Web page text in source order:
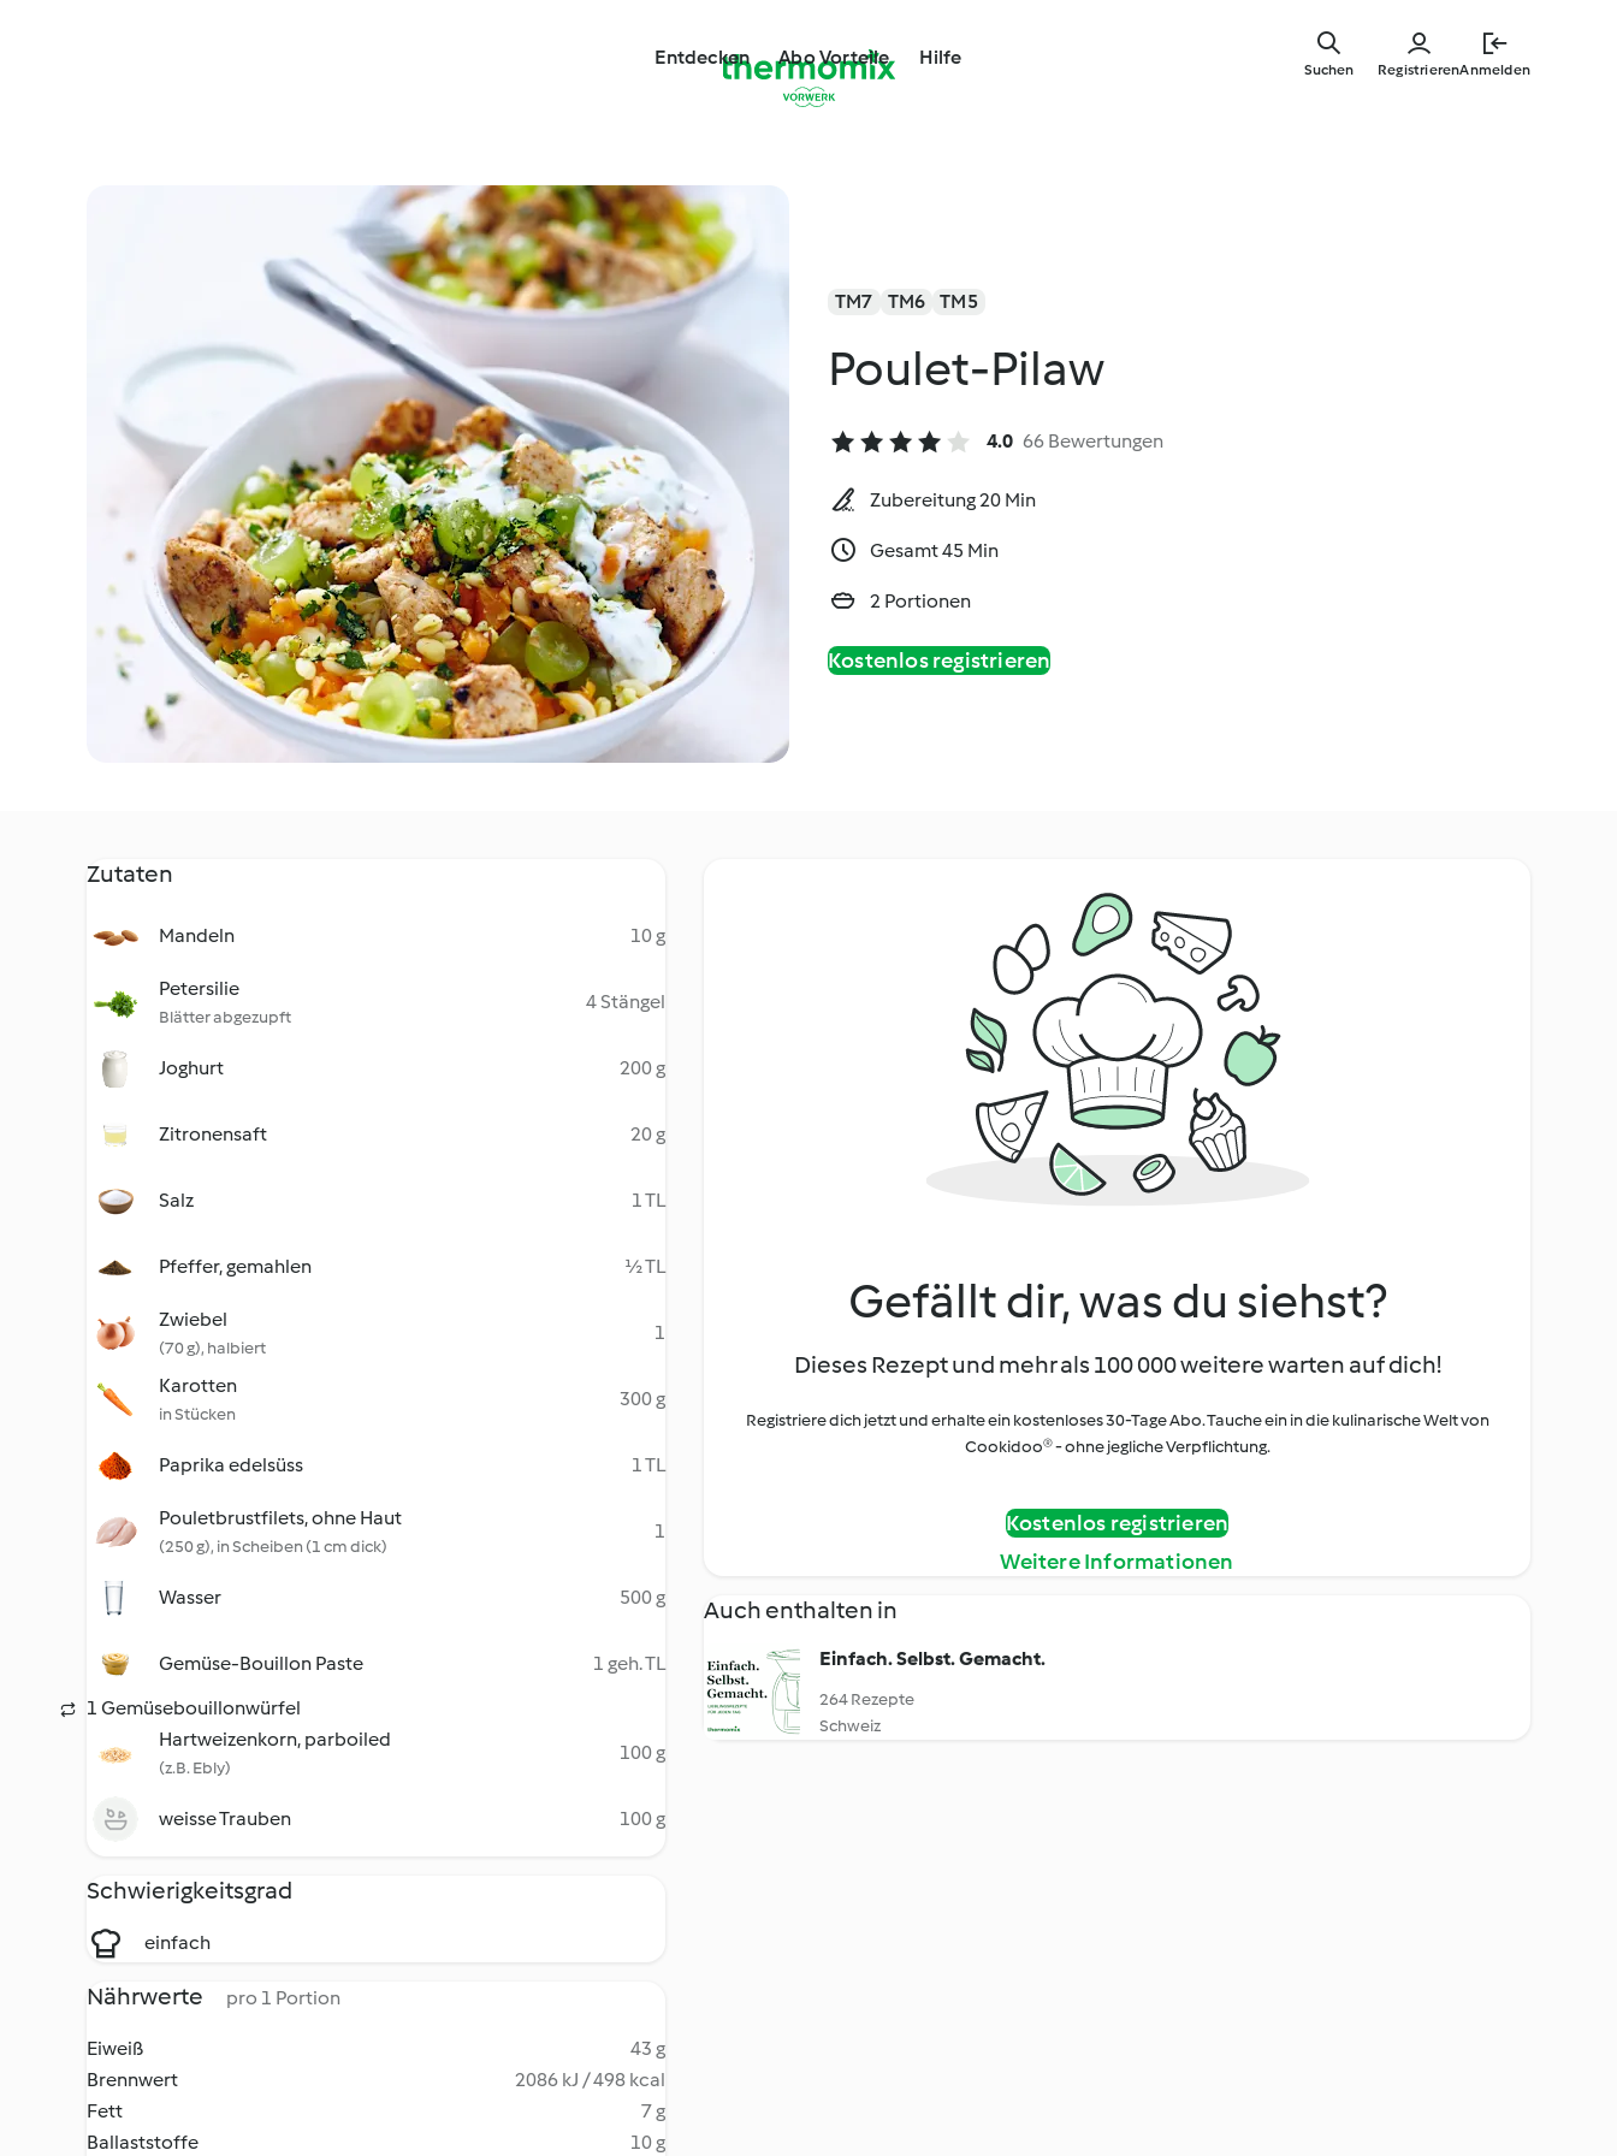
Entdecken Abo Vorteile Hilfe
RegistrierenAnmelden
Suchen
TM7 TM6 TM5
Poulet-Pilaw
4.0 66 Bewertungen
Zubereitung 20 Min
Gesamt 45 Min
2 Portionen
Kostenlos registrieren
Zutaten
Mandeln 10 g
Petersilie
Blätter abgezupft
4 Stängel
Joghurt 200 g
Zitronensaft 20 g
Salz 1 TL
Pfeffer, gemahlen ½ TL
Zwiebel
(70 g), halbiert
1
Karotten
in Stücken
300 g
Paprika edelsüss 1 TL
Pouletbrustfilets, ohne Haut
(250 g), in Scheiben (1 cm dick)
1
Wasser 500 g
Gemüse-Bouillon Paste
1 geh. TL
1 Gemüsebouillonwürfel
Hartweizenkorn, parboiled
(z.B. Ebly)
100 g
weisse Trauben 100 g
Schwierigkeitsgrad
einfach
Nährwerte pro 1 Portion
Eiweiß
43 g
Brennwert
2086 kJ / 498 kcal
Fett
7 g
Ballaststoffe
10 g
Gefällt dir, was du siehst?
Dieses Rezept und mehr als 100 000 weitere warten auf dich!
Registriere dich jetzt und erhalte ein kostenloses 30-Tage Abo. Tauche ein in die kulinarische Welt von
Cookidoo® - ohne jegliche Verpflichtung.
Kostenlos registrieren
Weitere Informationen
Auch enthalten in
Einfach. Selbst. Gemacht.
264 Rezepte
Schweiz